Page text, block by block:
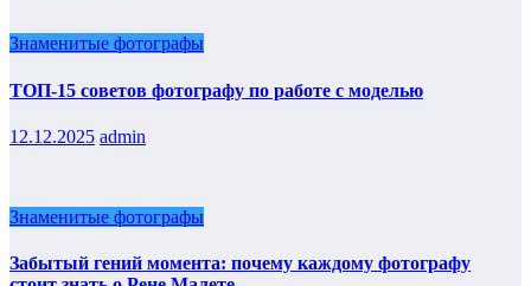
Знаменитые фотографы
ТОП-15 советов фотографу по работе с моделью
12.12.2025 admin
Знаменитые фотографы
Забытый гений момента: почему каждому фотографу